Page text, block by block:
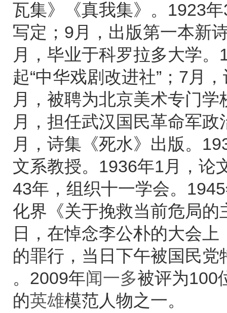
瓦集》《真我集》。1923
写定；9月，出版第一本新
月，毕业于科罗拉多大学
起“中华戏剧改进社”；7月
月，被聘为北京美术专门
月，担任武汉国民革命军
月，诗集《死水》出版。
文系教授。1936年1月，论
43年，组织十一学会。
化界《关于挽救当前危局
日，在悼念李公朴的大会
的罪行，当日下午被国民
。2009年闻一多被评为100
的英雄模范人物之一。